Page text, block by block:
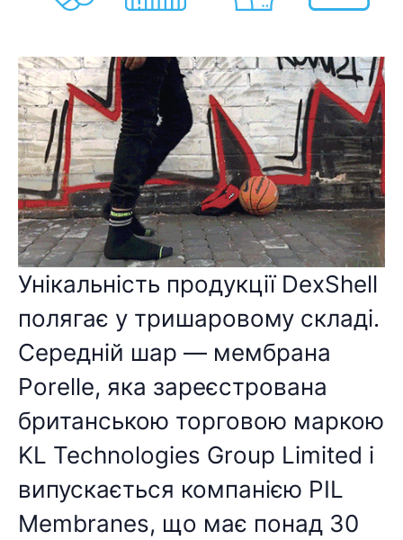
Унікальність продукції DexShell
полягає у тришаровому складі.
Середній шар — мембрана
Porelle, яка зареєстрована
британською торговою маркою
KL Technologies Group Limited і
випускається компанією PIL
Membranes, що має понад 30